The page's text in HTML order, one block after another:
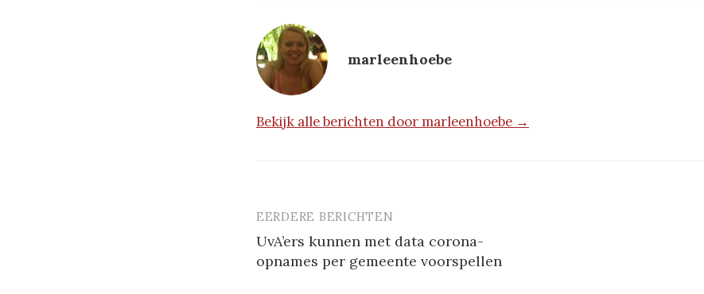
marleenhoebe
Bekijk alle berichten door marleenhoebe →
Berichtnavigatie
EERDERE BERICHTEN
UvA’ers kunnen met data corona-
opnames per gemeente voorspellen